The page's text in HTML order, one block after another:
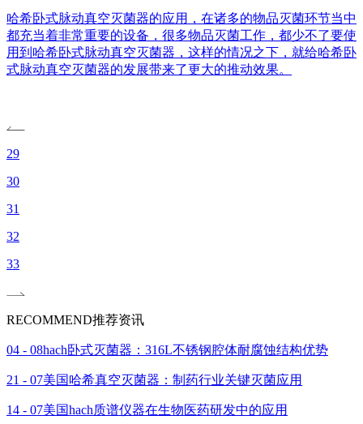
哈希卧式脉动真空灭菌器的应用，在诸多的物品灭菌环节当中
都充当着非常重要的设备，很多物品灭菌工作，都少不了要使
用到哈希卧式脉动真空灭菌器，这样的情况之下，就给哈希卧
式脉动真空灭菌器的发展带来了更大的推动效果。
29
30
31
32
33
RECOMMEND推荐资讯
04 - 08hach卧式灭菌器：316L不锈钢腔体耐腐蚀结构优势
21 - 07美国哈希真空灭菌器：制药行业关键灭菌应用
14 - 07美国hach质谱仪器在生物医药研发中的应用